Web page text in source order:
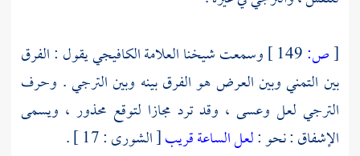
[ص: وسمعت شيخنا العلامةالكافيجييقول : الفرق
بين التمني وبين العرض هو الفرق بينه وبين الترجي . وحرف
الترجي لعل وعسى ، وقد ترد مجازا لتوقع محذور ، ويسمى
الإشفاق : نحو :لعل الساعة قريب[ الشورى : 17 ] .